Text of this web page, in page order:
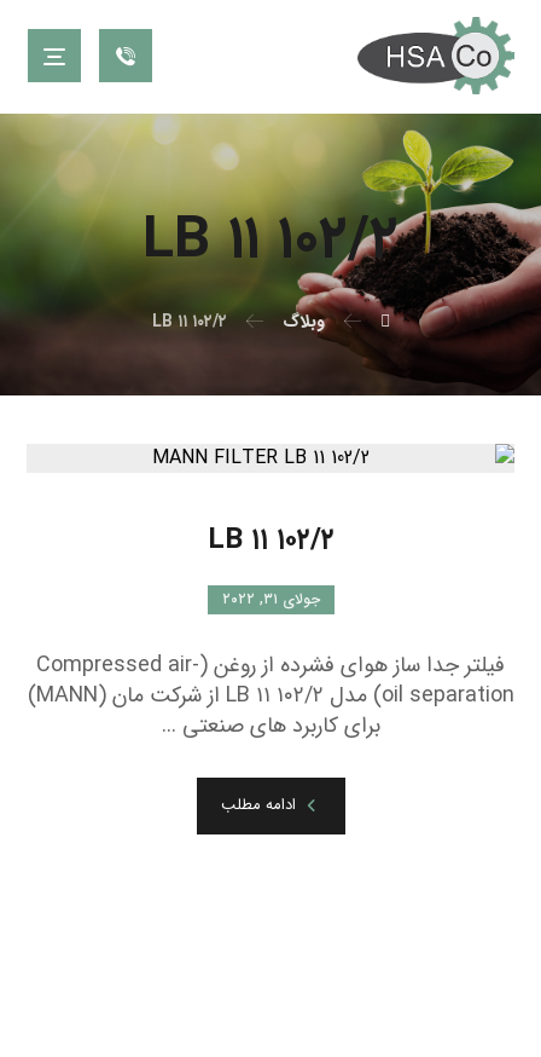
LB ۱۱ ۱۰۲/۲
وبلاگ LB ۱۱ ۱۰۲/۲
LB ۱۱ ۱۰۲/۲
جولای ۳۱, ۲۰۲۲
فیلتر جدا ساز هوای فشرده از روغن (Compressed air-
oil separation) مدل LB ۱۱ ۱۰۲/۲ از شرکت مان (MANN)
برای کاربرد های صنعتی ...
ادامه مطلب